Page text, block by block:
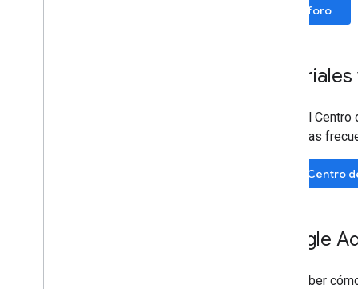
Ir al foro
Visita el
preguntas
Ir al Centro
Google
Para saber